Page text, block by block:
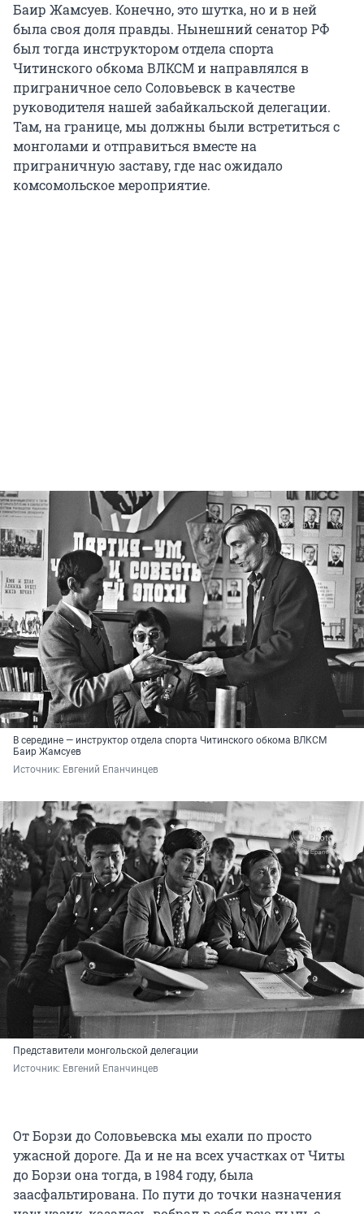
Баир Жамсуев. Конечно, это шутка, но и в ней
была своя доля правды. Нынешний сенатор РФ
был тогда инструктором отдела спорта
Читинского обкома ВЛКСМ и направлялся в
приграничное село Соловьевск в качестве
руководителя нашей забайкальской делегации.
Там, на границе, мы должны были встретиться с
монголами и отправиться вместе на
приграничную заставу, где нас ожидало
комсомольское мероприятие.
В середине — инструктор отдела спорта Читинского обкома ВЛКСМ
Баир Жамсуев
Источник: Евгений Епанчинцев
Представители монгольской делегации
Источник: Евгений Епанчинцев
От Борзи до Соловьевска мы ехали по просто
ужасной дороге. Да и не на всех участках от Читы
до Борзи она тогда, в 1984 году, была
заасфальтирована. По пути до точки назначения